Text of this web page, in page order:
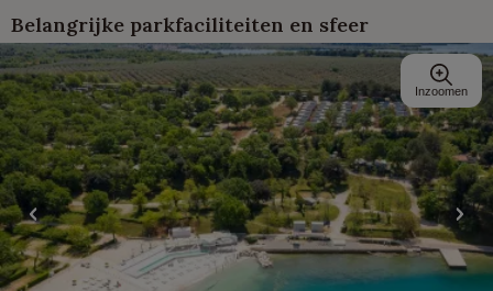
Belangrijke parkfaciliteiten en sfeer
Inzoomen